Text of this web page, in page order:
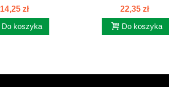
10012514
14,25 zł
Do koszyka
10012510
22,35 zł
Do koszyka